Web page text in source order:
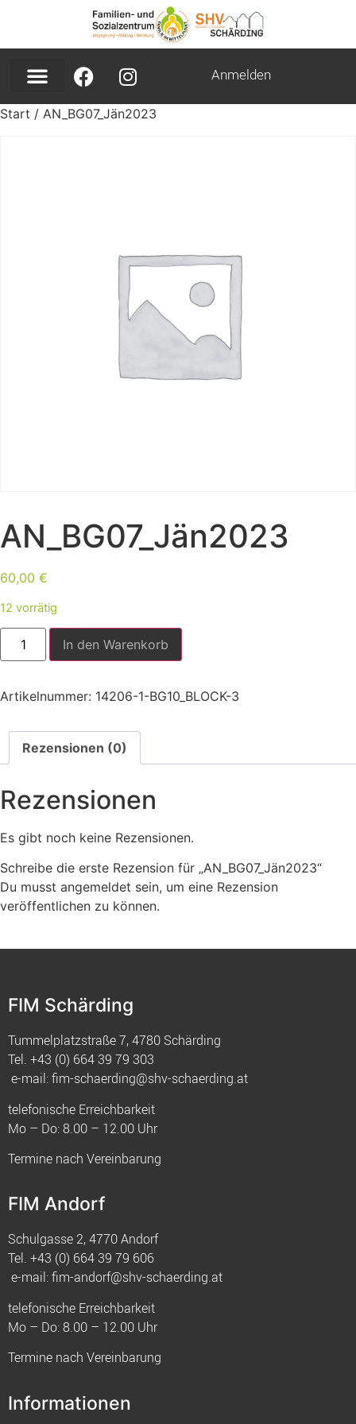
Anmelden
Start / AN_BG07_Jän2023
AN_BG07_Jän2023
60,00 €
12 vorrätig
In den Warenkorb
Artikelnummer: 14206-1-BG10_BLOCK-3
Rezensionen (0)
Rezensionen
Es gibt noch keine Rezensionen.
Schreibe die erste Rezension für „AN_BG07_Jän2023“
Du musst angemeldet sein, um eine Rezension
veröffentlichen zu können.
FIM Schärding
Tummelplatzstraße 7, 4780 Schärding
Tel. +43 (0) 664 39 79 303
e-mail:fim-schaerding@shv-schaerding.at
telefonische Erreichbarkeit
Mo – Do: 8.00 – 12.00 Uhr
Termine nach Vereinbarung
FIM Andorf
Schulgasse 2, 4770 Andorf
Tel. +43 (0) 664 39 79 606
e-mail:fim-andorf@shv-schaerding.at
telefonische Erreichbarkeit
Mo – Do: 8.00 – 12.00 Uhr
Termine nach Vereinbarung
Informationen